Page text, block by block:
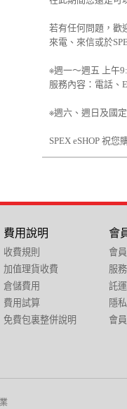
若有任何問題，歡
來電、來信或於
※週一～週五 上午
服務內容：電話、
※週六、週日及國
SPEX eSHOP 祝您
費用說明
收費規則
加值理貨收費
倉儲費用
費用試算
免費包裏整併說明
會
會
服
託
隱
會